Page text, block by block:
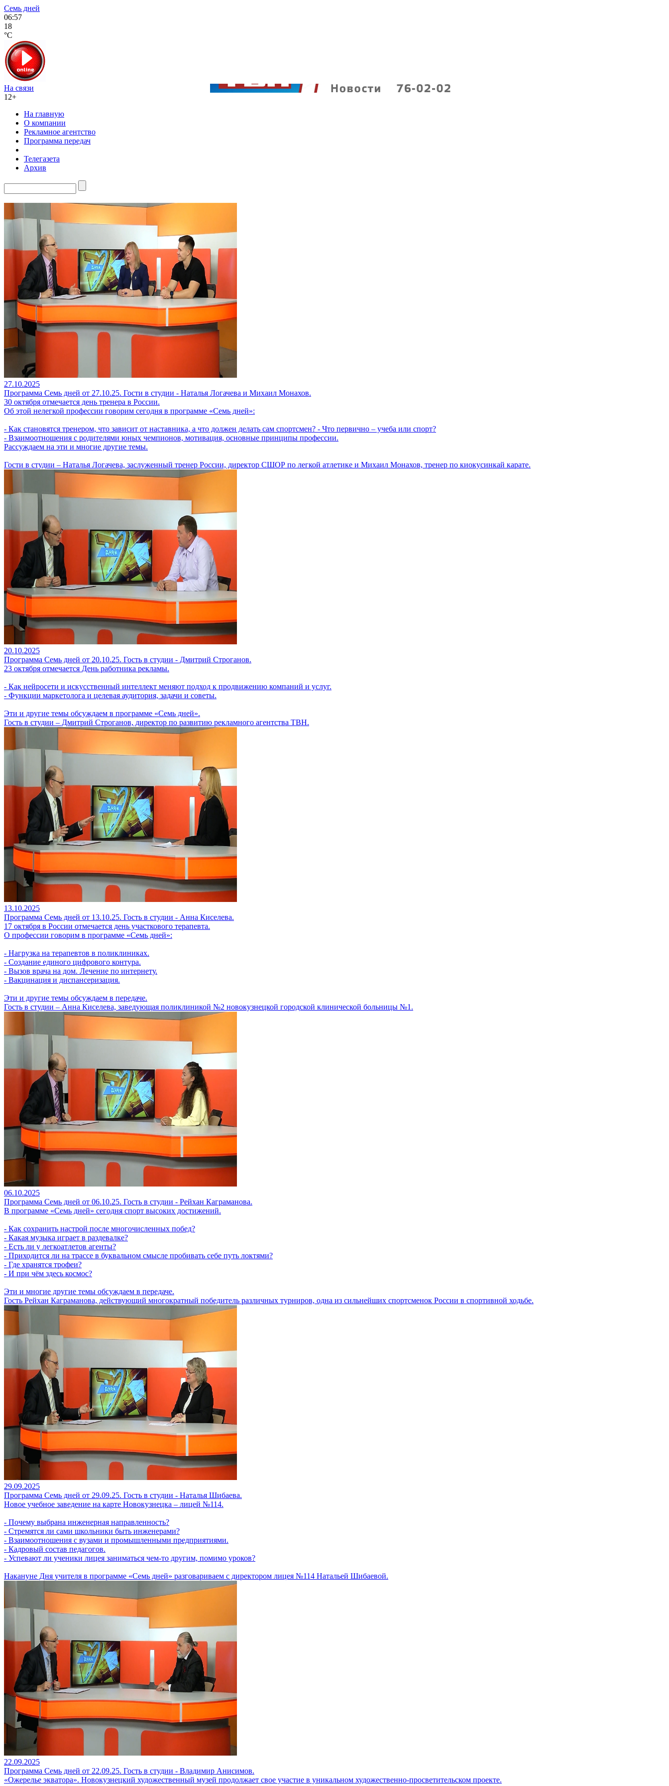
Семь дней
06:57
18
°C
На связи
12+
На главную
О компании
Рекламное агентство
Программа передач
Телегазета
Архив
27.10.2025
Программа Семь дней от 27.10.25. Гости в студии - Наталья Логачева и Михаил Монахов.
30 октября отмечается день тренера в России.
Об этой нелегкой профессии говорим сегодня в программе «Семь дней»:
- Как становятся тренером, что зависит от наставника, а что должен делать сам спортсмен? - Что первично – учеба или спорт?
- Взаимоотношения с родителями юных чемпионов, мотивация, основные принципы профессии.
Рассуждаем на эти и многие другие темы.
Гости в студии – Наталья Логачева, заслуженный тренер России, директор СШОР по легкой атлетике и Михаил Монахов, тренер по киокусинкай карате.
20.10.2025
Программа Семь дней от 20.10.25. Гость в студии - Дмитрий Строганов.
23 октября отмечается День работника рекламы.
- Как нейросети и искусственный интеллект меняют подход к продвижению компаний и услуг.
- Функции маркетолога и целевая аудитория, задачи и советы.
Эти и другие темы обсуждаем в программе «Семь дней».
Гость в студии – Дмитрий Строганов, директор по развитию рекламного агентства ТВН.
13.10.2025
Программа Семь дней от 13.10.25. Гость в студии - Анна Киселева.
17 октября в России отмечается день участкового терапевта.
О профессии говорим в программе «Семь дней»:
- Нагрузка на терапевтов в поликлиниках.
- Создание единого цифрового контура.
- Вызов врача на дом. Лечение по интернету.
- Вакцинация и диспансеризация.
Эти и другие темы обсуждаем в передаче.
Гость в студии – Анна Киселева, заведующая поликлиникой №2 новокузнецкой городской клинической больницы №1.
06.10.2025
Программа Семь дней от 06.10.25. Гость в студии - Рейхан Каграманова.
В программе «Семь дней» сегодня спорт высоких достижений.
- Как сохранить настрой после многочисленных побед?
- Какая музыка играет в раздевалке?
- Есть ли у легкоатлетов агенты?
- Приходится ли на трассе в буквальном смысле пробивать себе путь локтями?
- Где хранятся трофеи?
- И при чём здесь космос?
Эти и многие другие темы обсуждаем в передаче.
Гость Рейхан Каграманова, действующий многократный победитель различных турниров, одна из сильнейших спортсменок России в спортивной ходьбе.
29.09.2025
Программа Семь дней от 29.09.25. Гость в студии - Наталья Шибаева.
Новое учебное заведение на карте Новокузнецка – лицей №114.
- Почему выбрана инженерная направленность?
- Стремятся ли сами школьники быть инженерами?
- Взаимоотношения с вузами и промышленными предприятиями.
- Кадровый состав педагогов.
- Успевают ли ученики лицея заниматься чем-то другим, помимо уроков?
Накануне Дня учителя в программе «Семь дней» разговариваем с директором лицея №114 Натальей Шибаевой.
22.09.2025
Программа Семь дней от 22.09.25. Гость в студии - Владимир Анисимов.
«Ожерелье экватора». Новокузнецкий художественный музей продолжает свое участие в уникальном художественно-просветительском проекте.